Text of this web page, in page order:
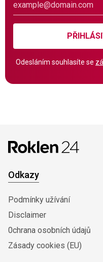
Odesláním souhlasíte se
Odkazy
Podmínky užívání
Disclaimer
0chrana osobních údajů
Zásady cookies (EU)